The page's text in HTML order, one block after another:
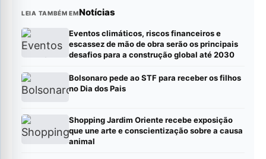
LEIA TAMBÉM EMNotícias
Eventos climáticos, riscos financeiros e
escassez de mão de obra serão os principais
desafios para a construção global até 2030
Bolsonaro pede ao STF para receber os filhos
no Dia dos Pais
Shopping Jardim Oriente recebe exposição
que une arte e conscientização sobre a causa
animal